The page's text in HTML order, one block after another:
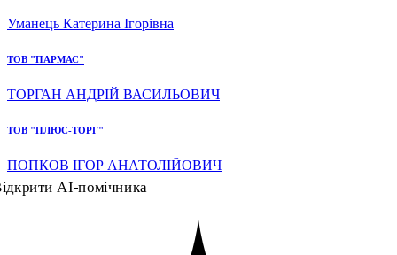
Уманець Катерина Ігорівна
ТОВ "ПАРМАС"
ТОРГАН АНДРІЙ ВАСИЛЬОВИЧ
ТОВ "ПЛЮС-ТОРГ"
ПОПКОВ ІГОР АНАТОЛІЙОВИЧ
AI-помічника